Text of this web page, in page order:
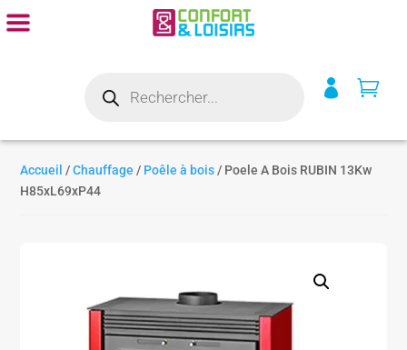
produits
 
Accueil /Chauffage / Poêle à bois / Poele A Bois RUBIN 13Kw
H85xL69xP44